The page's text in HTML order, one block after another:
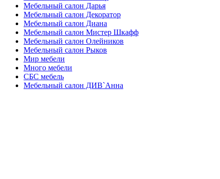
Мебельный салон Дарья
Мебельный салон Декоратор
Мебельный салон Диана
Мебельный салон Мистер Шкафф
Мебельный салон Олейников
Мебельный салон Рыков
Мир мебели
Много мебели
СБС мебель
Мебельный салон ДИВ`Анна